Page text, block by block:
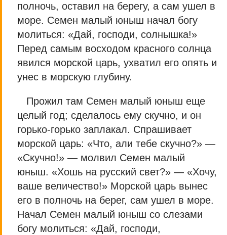
полночь, оставил на берегу, а сам ушел в
море. Семен малый юныш начал богу
молиться: «Дай, господи, солнышка!»
Перед самым восходом красного солнца
явился морской царь, ухватил его опять и
унес в морскую глубину.
Прожил там Семен малый юныш еще
целый год; сделалось ему скучно, и он
горько-горько заплакал. Спрашивает
морской царь: «Что, али тебе скучно?» —
«Скучно!» — молвил Семен малый
юныш. «Хошь на русский свет?» — «Хочу,
ваше величество!» Морской царь вынес
его в полночь на берег, сам ушел в море.
Начал Семен малый юныш со слезами
богу молиться: «Дай, господи,